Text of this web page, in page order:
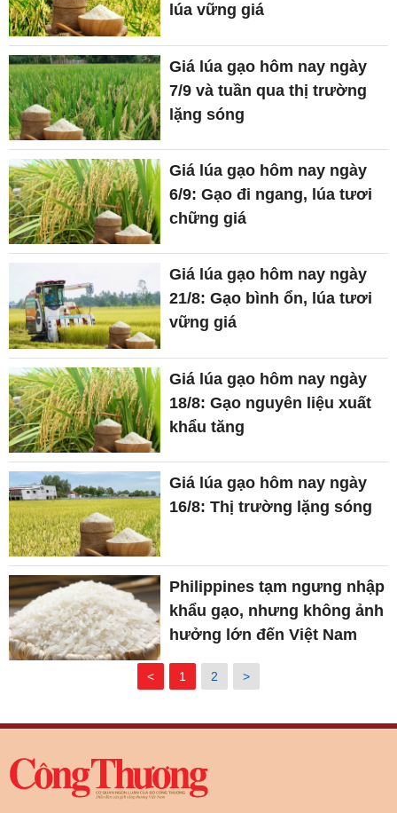
lúa vững giá
Giá lúa gạo hôm nay ngày
7/9 và tuần qua thị trường
lặng sóng
Giá lúa gạo hôm nay ngày
6/9: Gạo đi ngang, lúa tươi
chững giá
Giá lúa gạo hôm nay ngày
21/8: Gạo bình ổn, lúa tươi
vững giá
Giá lúa gạo hôm nay ngày
18/8: Gạo nguyên liệu xuất
khẩu tăng
Giá lúa gạo hôm nay ngày
16/8: Thị trường lặng sóng
Philippines tạm ngưng nhập
khẩu gạo, nhưng không ảnh
hưởng lớn đến Việt Nam
< 1 2 >